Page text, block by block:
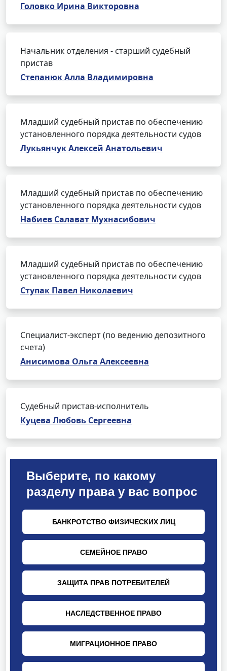
Головко Ирина Викторовна
Начальник отделения - старший судебный
пристав
Степанюк Алла Владимировна
Младший судебный пристав по обеспечению
установленного порядка деятельности судов
Лукьянчук Алексей Анатольевич
Младший судебный пристав по обеспечению
установленного порядка деятельности судов
Набиев Салават Мухнасибович
Младший судебный пристав по обеспечению
установленного порядка деятельности судов
Ступак Павел Николаевич
Специалист-эксперт (по ведению депозитного
счета)
Анисимова Ольга Алексеевна
Судебный пристав-исполнитель
Куцева Любовь Сергеевна